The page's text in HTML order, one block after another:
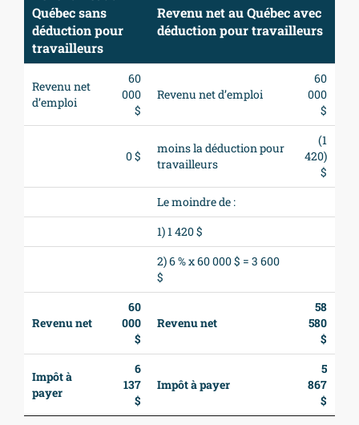
Québec sans
déduction pour
travailleurs
Revenu net au Québec avec
déduction pour travailleurs
Revenu net
d’emploi
60
000
$
Revenu net d’emploi
60
000
$
0 $
moins la déduction pour
travailleurs
(1
420)
$
Le moindre de :
1) 1 420 $
2) 6 % x 60 000 $ = 3 600
$
Revenu net
60
000
$
Revenu net
58
580
$
Impôt à
payer
6
137
$
Impôt à payer
5
867
$